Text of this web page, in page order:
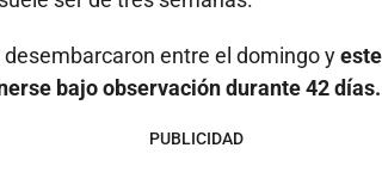
entre el domingo y
bajo observación durante 42 días.
PUBLICIDAD